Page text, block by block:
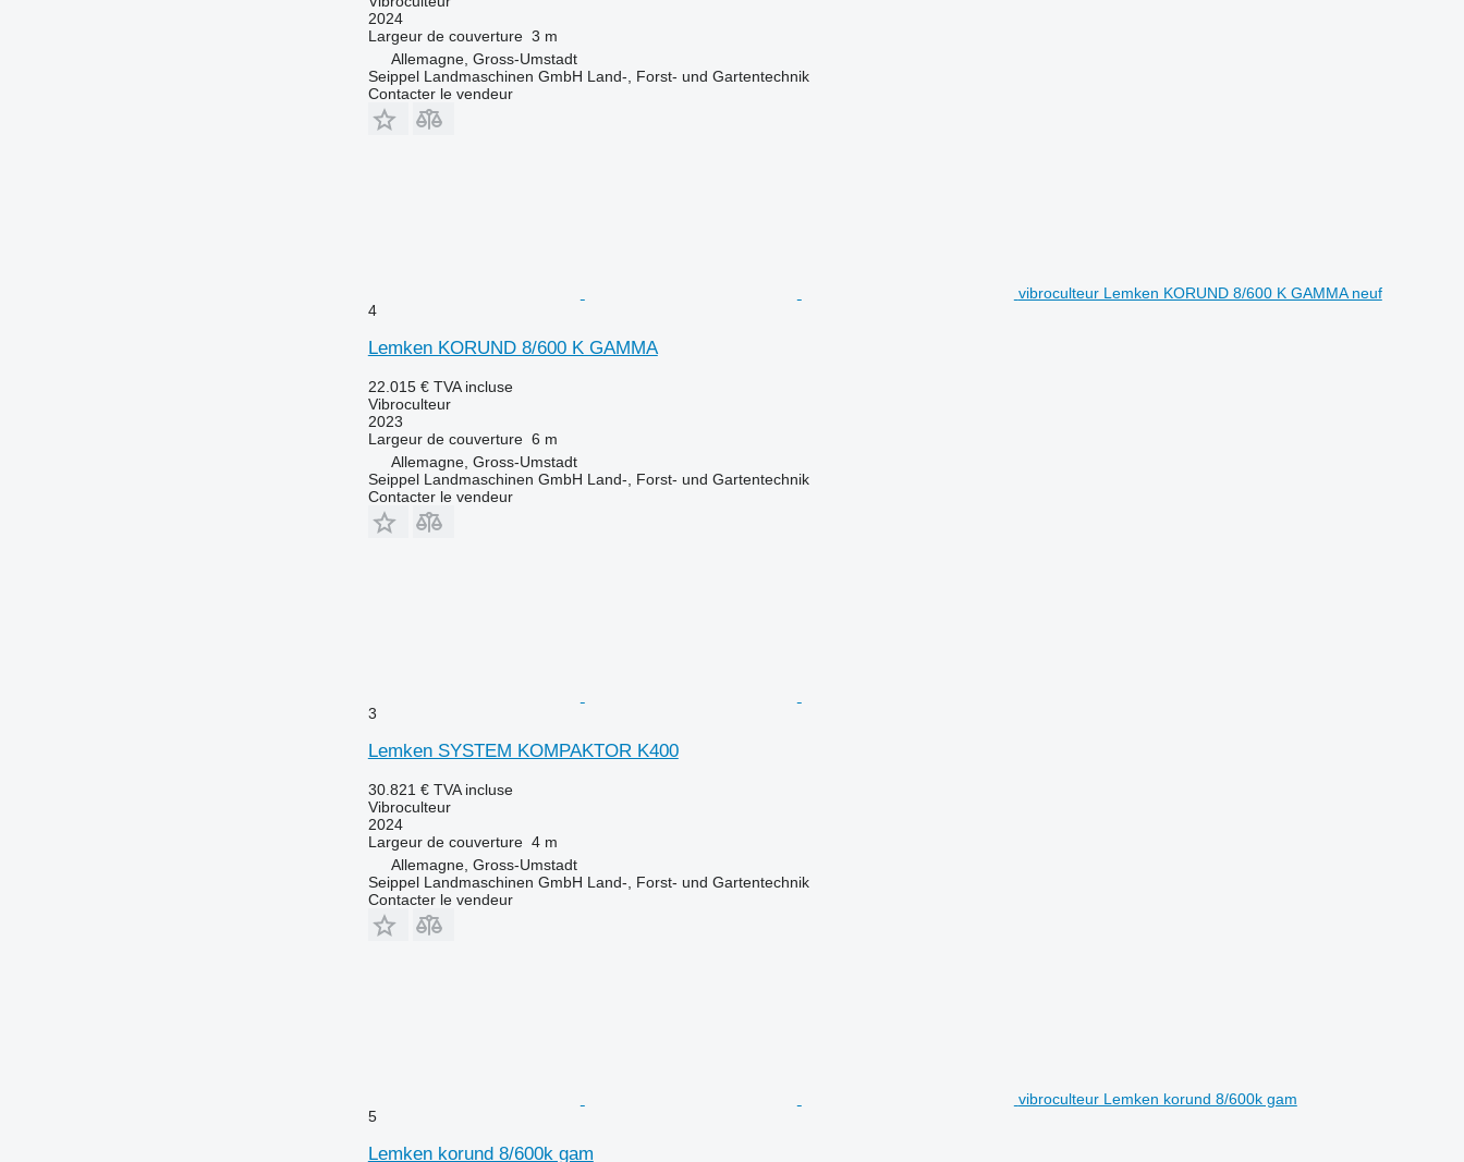
2024
Largeur de couverture 3 m
Allemagne, Gross-Umstadt
Seippel Landmaschinen GmbH Land-, Forst- und Gartentechnik
Contacter le vendeur
vibroculteur Lemken KORUND 8/600 K GAMMA neuf
4
Lemken KORUND 8/600 K GAMMA
22.015 € TVA incluse
Vibroculteur
2023
Largeur de couverture 6 m
Allemagne, Gross-Umstadt
Seippel Landmaschinen GmbH Land-, Forst- und Gartentechnik
Contacter le vendeur
3
Lemken SYSTEM KOMPAKTOR K400
30.821 € TVA incluse
Vibroculteur
2024
Largeur de couverture 4 m
Allemagne, Gross-Umstadt
Seippel Landmaschinen GmbH Land-, Forst- und Gartentechnik
Contacter le vendeur
vibroculteur Lemken korund 8/600k gam
5
Lemken korund 8/600k gam